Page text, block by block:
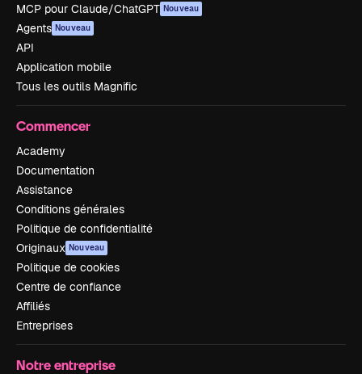
MCP pour Claude/ChatGPT Nouveau
Agents Nouveau
API
Application mobile
Tous les outils Magnific
Commencer
Academy
Documentation
Assistance
Conditions générales
Politique de confidentialité
Originaux Nouveau
Politique de cookies
Centre de confiance
Affiliés
Entreprises
Notre entreprise